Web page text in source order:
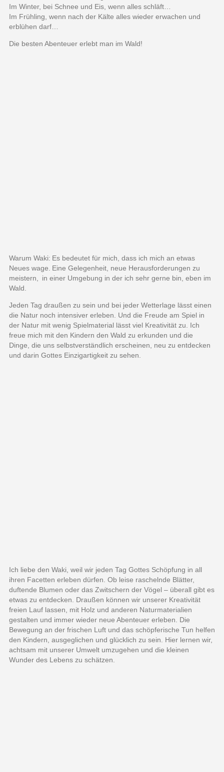
Im Winter, bei Schnee und Eis, wenn alles schläft…
Im Frühling, wenn nach der Kälte alles wieder erwachen und
erblühen darf…
Die besten Abenteuer erlebt man im Wald!
Warum Waki: Es bedeutet für mich, dass ich mich an etwas
Neues wage. Eine Gelegenheit, neue Herausforderungen zu
meistern, in einer Umgebung in der ich sehr gerne bin, eben im
Wald.
Jeden Tag draußen zu sein und bei jeder Wetterlage lässt einen
die Natur noch intensiver erleben. Und die Freude am Spiel in
der Natur mit wenig Spielmaterial lässt viel Kreativität zu. Ich
freue mich mit den Kindern den Wald zu erkunden und die
Dinge, die uns selbstverständlich erscheinen, neu zu entdecken
und darin Gottes Einzigartigkeit zu sehen.
Ich liebe den Waki, weil wir jeden Tag Gottes Schöpfung in all
ihren Facetten erleben dürfen. Ob leise raschelnde Blätter,
duftende Blumen oder das Zwitschern der Vögel – überall gibt es
etwas zu entdecken. Draußen können wir unserer Kreativität
freien Lauf lassen, mit Holz und anderen Naturmaterialien
gestalten und immer wieder neue Abenteuer erleben. Die
Bewegung an der frischen Luft und das schöpferische Tun helfen
den Kindern, ausgeglichen und glücklich zu sein. Hier lernen wir,
achtsam mit unserer Umwelt umzugehen und die kleinen
Wunder des Lebens zu schätzen.